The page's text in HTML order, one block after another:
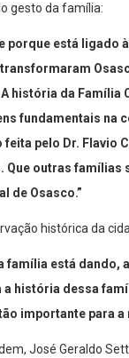
gesto da família:
porque está ligado
história da
fundamentais na
pelo Dr.
Que outras
de Osasco.”
histórica da
família está
história dessa
importante para a
José Geraldo